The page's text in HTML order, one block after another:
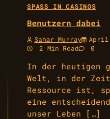
SPASS IN CASINOS
Benutzern dabei
Sahar Murray
April
2 Min Read
0
In der heutigen
Welt, in der
Ressource ist,
eine
unser Leben […]